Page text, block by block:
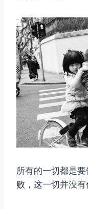
所有的一切都是
败，这一切并没有
取消